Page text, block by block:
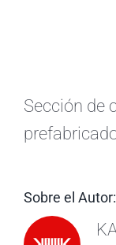
Sección de
Sobre el Autor: